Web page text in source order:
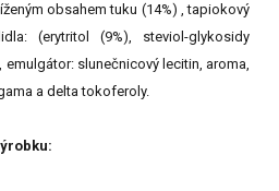
obsahem tuku (14%) , tapiokový
(erytritol (9%), steviol-glykosidy
slunečnicový lecitin, aroma,
a delta tokoferoly.